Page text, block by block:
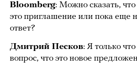
Bloomberg: Можно сказать,
это приглашение или пока еще
ответ?
Дмитрий Песков: Я только
вопрос, что это новое